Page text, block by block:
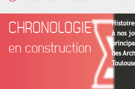
CHRONOLOGIE
en construction
à nos
des